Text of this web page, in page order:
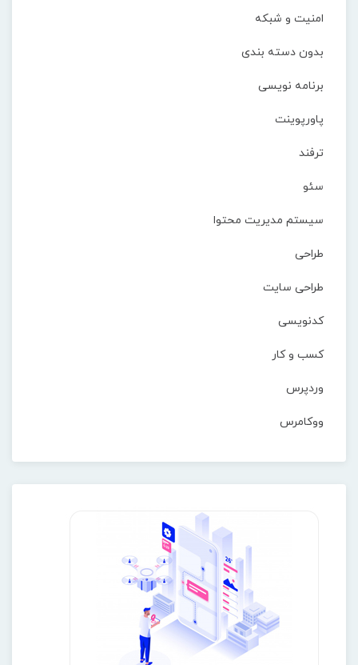
امنیت و شبکه
بدون دسته بندی
برنامه نویسی
پاورپوینت
ترفند
سئو
سیستم مدیریت محتوا
طراحی
طراحی سایت
کدنویسی
کسب و کار
وردپرس
ووکامرس